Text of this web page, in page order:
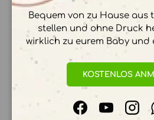
Ihre Zahlungsinformationen
verarbeitet. Wir speichern
Kreditkartendetails.
Bequem von zu Hause aus
stellen und ohne Druck
wirklich zu eurem Baby und
KOSTENLOS
FacebookYouTube